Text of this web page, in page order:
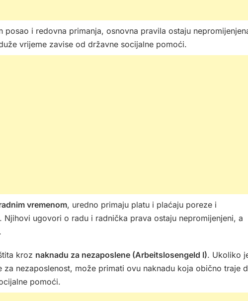
i redovna primanja, osnovna pravila ostaju
vrijeme zavise od državne socijalne pomoći.
vremenom, uredno primaju platu i plaćaju poreze i
ugovori o radu i radnička prava ostaju nepromijenjeni, a
kroz naknadu za nezaposlene (Arbeitslosengeld I). Ukoliko
za nezaposlenost, može primati ovu naknadu koja obično traje
pomoći.